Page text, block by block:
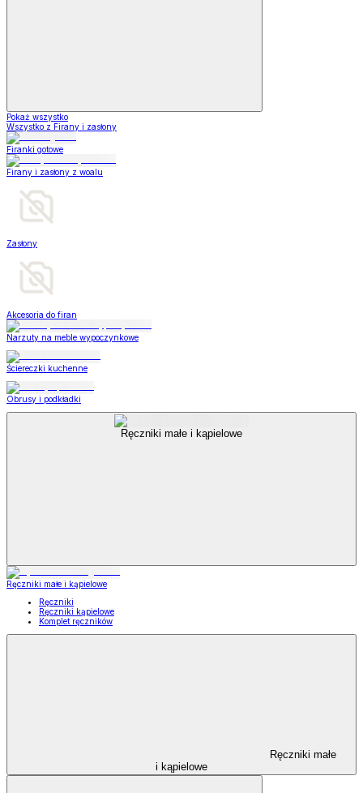
Pokaż wszystko
Wszystko z Firany i zasłony
Firanki gotowe
Firany i zasłony z woalu
Zasłony
Akcesoria do firan
Narzuty na meble wypoczynkowe
Ściereczki kuchenne
Obrusy i podkładki
Ręczniki małe i kąpielowe
Ręczniki małe i kąpielowe
Ręczniki
Ręczniki kąpielowe
Komplet ręczników
Ręczniki małe
i kąpielowe